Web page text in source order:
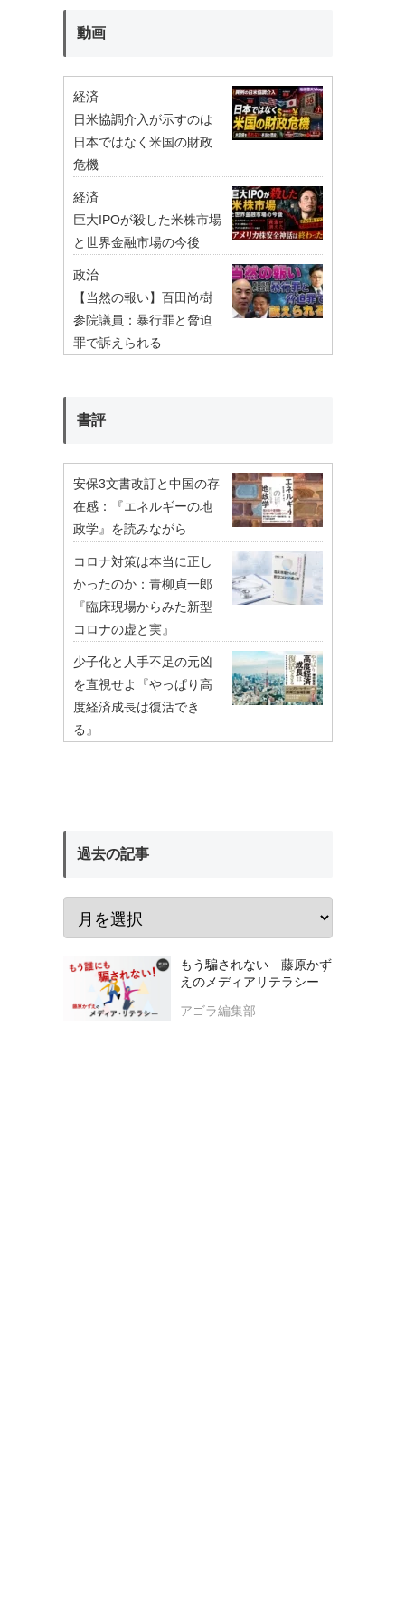
動画
経済
日米協調介入が示すのは
日本ではなく米国の財政
危機
経済
巨大IPOが殺した米株市場
と世界金融市場の今後
政治
【当然の報い】百田尚樹
参院議員：暴行罪と脅迫
罪で訴えられる
書評
安保3文書改訂と中国の存
在感：『エネルギーの地
政学』を読みながら
コロナ対策は本当に正し
かったのか：青柳貞一郎
『臨床現場からみた新型
コロナの虚と実』
少子化と人手不足の元凶
を直視せよ『やっぱり高
度経済成長は復活でき
る』
過去の記事
もう騙されない 藤原かず
えのメディアリテラシー
アゴラ編集部